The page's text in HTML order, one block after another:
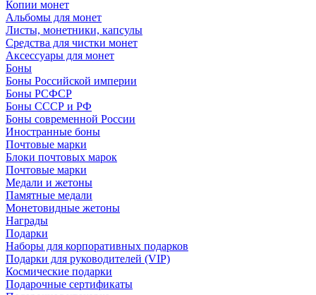
Копии монет
Альбомы для монет
Листы, монетники, капсулы
Средства для чистки монет
Аксессуары для монет
Боны
Боны Российской империи
Боны РСФСР
Боны СССР и РФ
Боны современной России
Иностранные боны
Почтовые марки
Блоки почтовых марок
Почтовые марки
Медали и жетоны
Памятные медали
Монетовидные жетоны
Награды
Подарки
Наборы для корпоративных подарков
Подарки для руководителей (VIP)
Космические подарки
Подарочные сертификаты